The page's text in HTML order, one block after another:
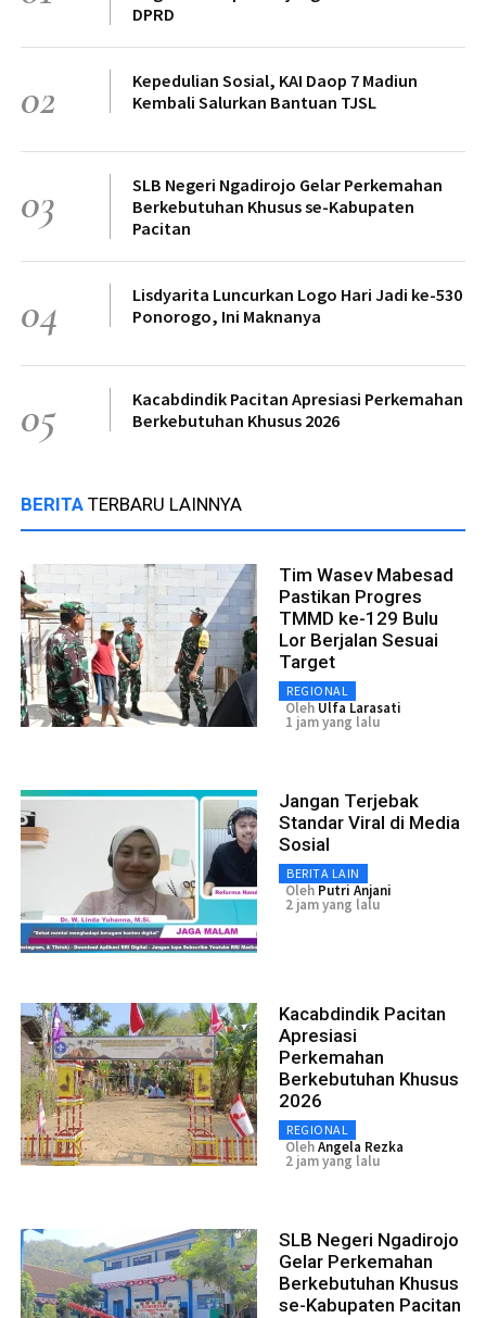
DPRD
02
Kepedulian Sosial, KAI Daop 7 Madiun
Kembali Salurkan Bantuan TJSL
03
SLB Negeri Ngadirojo Gelar Perkemahan
Berkebutuhan Khusus se-Kabupaten
Pacitan
04
Lisdyarita Luncurkan Logo Hari Jadi ke-530
Ponorogo, Ini Maknanya
05
Kacabdindik Pacitan Apresiasi Perkemahan
Berkebutuhan Khusus 2026
BERITA TERBARU LAINNYA
Tim Wasev Mabesad
Pastikan Progres
TMMD ke-129 Bulu
Lor Berjalan Sesuai
Target
REGIONAL
Oleh Ulfa Larasati
1 jam yang lalu
Jangan Terjebak
Standar Viral di Media
Sosial
BERITA LAIN
Oleh Putri Anjani
2 jam yang lalu
Kacabdindik Pacitan
Apresiasi
Perkemahan
Berkebutuhan Khusus
2026
REGIONAL
OlehAngela Rezka
2 jam yang lalu
SLB Negeri Ngadirojo
Gelar Perkemahan
Berkebutuhan Khusus
se-Kabupaten Pacitan